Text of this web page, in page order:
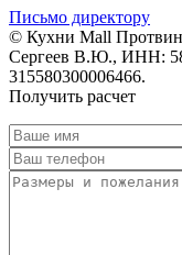
Письмо директору
© Кухни Mall
Сергеев В.Ю., ИНН:
315580300006466.
Получить расчет